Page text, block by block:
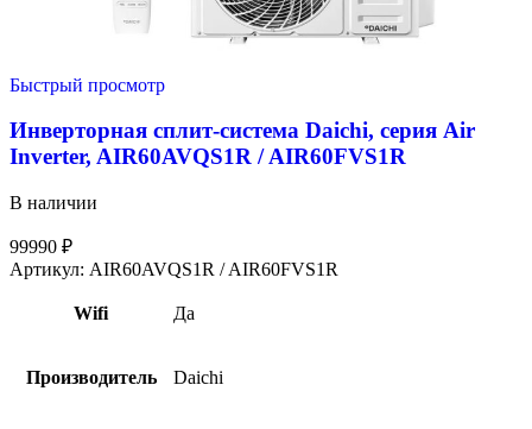
Быстрый просмотр
Инверторная сплит-система Daichi, серия Air
Inverter, AIR60AVQS1R / AIR60FVS1R
В наличии
99990 ₽
Артикул: AIR60AVQS1R / AIR60FVS1R
Wifi Да
Производитель Daichi